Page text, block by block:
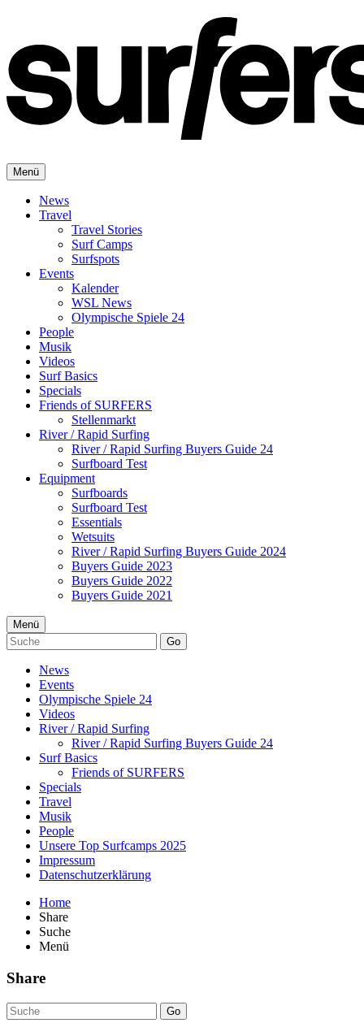
Menü
News
Travel
Travel Stories
Surf Camps
Surfspots
Events
Kalender
WSL News
Olympische Spiele 24
People
Musik
Videos
Surf Basics
Specials
Friends of SURFERS
Stellenmarkt
River / Rapid Surfing
River / Rapid Surfing Buyers Guide 24
Surfboard Test
Equipment
Surfboards
Surfboard Test
Essentials
Wetsuits
River / Rapid Surfing Buyers Guide 2024
Buyers Guide 2023
Buyers Guide 2022
Buyers Guide 2021
Menü
Go
News
Events
Olympische Spiele 24
Videos
River / Rapid Surfing
River / Rapid Surfing Buyers Guide 24
Surf Basics
Friends of SURFERS
Specials
Travel
Musik
People
Unsere Top Surfcamps 2025
Impressum
Datenschutzerklärung
Home
Share
Suche
Menü
Share
Go